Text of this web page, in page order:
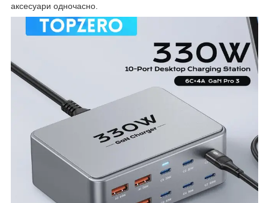
аксесуари одночасно.